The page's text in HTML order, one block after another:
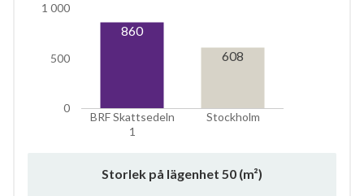
7
BRF Skattsedeln
1
Stockholm
0
500
1 000
860
608
Storlek på lägenhet 50 (m²)